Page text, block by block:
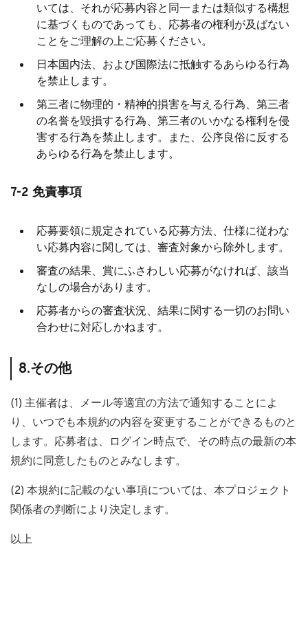
いては、それが応募内容と同一または類似する構想
に基づくものであっても、応募者の権利が及ばない
ことをご理解の上ご応募ください。
⽇本国内法、および国際法に抵触するあらゆる⾏為
を禁⽌します。
第三者に物理的・精神的損害を与える⾏為、第三者
の名誉を毀損する⾏為、第三者のいかなる権利を侵
害する⾏為を禁⽌します。また、公序良俗に反する
あらゆる⾏為を禁⽌します。
7-2 免責事項
応募要領に規定されている応募⽅法、仕様に従わな
い応募内容に関しては、審査対象から除外します。
審査の結果、賞にふさわしい応募がなければ、該当
なしの場合があります。
応募者からの審査状況、結果に関する⼀切のお問い
合わせに対応しかねます。
8.その他
(1) 主催者は、メール等適宜の方法で通知することによ
り、いつでも本規約の内容を変更することができるものと
します。応募者は、ログイン時点で、その時点の最新の本
規約に同意したものとみなします。
(2) 本規約に記載のない事項については、本プロジェクト
関係者の判断により決定します。
以上